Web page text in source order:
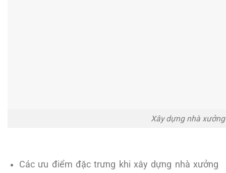
Xây dựng nhà
Các ưu điểm đặc trưng khi xây dựng nhà xưởng